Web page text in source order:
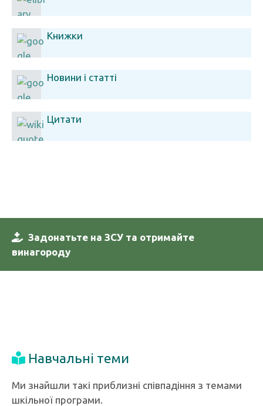
Книжки
Новини і статті
Цитати
Задонатьте на ЗСУ та отримайте
винагороду
Навчальні теми
Ми знайшли такі приблизні співпадіння з темами
шкільної програми.